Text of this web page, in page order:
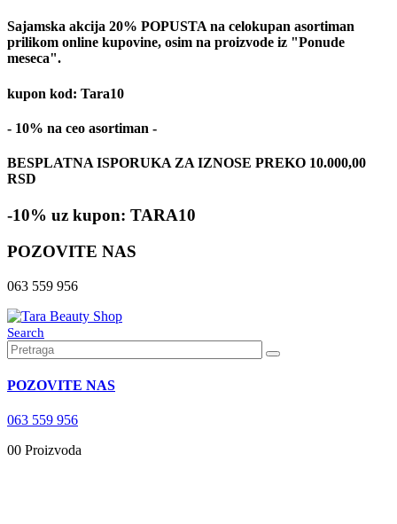
Sajamska akcija 20% POPUSTA na celokupan asortiman
prilikom online kupovine, osim na proizvode iz "Ponude
meseca".
kupon kod: Tara10
- 10% na ceo asortiman -
BESPLATNA ISPORUKA ZA IZNOSE PREKO 10.000,00
RSD
-10% uz kupon: TARA10
POZOVITE NAS
063 559 956
Search
POZOVITE NAS
063 559 956
00 Proizvoda